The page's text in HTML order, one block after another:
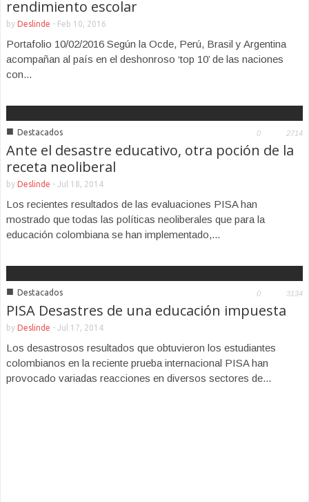
rendimiento escolar
by Deslinde - Feb 10, 2016
Portafolio 10/02/2016 Según la Ocde, Perú, Brasil y Argentina
acompañan al país en el deshonroso ‘top 10’ de las naciones
con...
■ Destacados 0 2714
Ante el desastre educativo, otra poción de la
receta neoliberal
by Deslinde - Jul 18, 2014
Los recientes resultados de las evaluaciones PISA han
mostrado que todas las políticas neoliberales que para la
educación colombiana se han implementado,...
■ Destacados 0 3134
PISA Desastres de una educación impuesta
by Deslinde - Jul 17, 2014
Los desastrosos resultados que obtuvieron los estudiantes
colombianos en la reciente prueba internacional PISA han
provocado variadas reacciones en diversos sectores de...